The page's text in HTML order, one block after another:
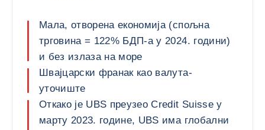
Мала, отворена економија (спољна
трговина = 122% БДП-а у 2024. години)
и без излаза на море
Швајцарски франак као валута-
уточиште
Откако је UBS преузео Credit Suisse у
марту 2023. године, UBS има глобални